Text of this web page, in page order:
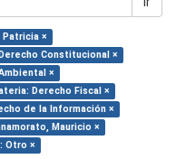
×
Constitucional ×
×
Derecho Fiscal ×
de la Información ×
Mauricio ×
Otro ×